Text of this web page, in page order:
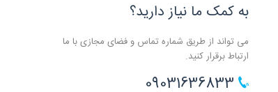
به کمک ما نیاز دارید؟
می تواند از طریق شماره تماس و فضای مجازی با ما
ارتباط برقرار کنید.